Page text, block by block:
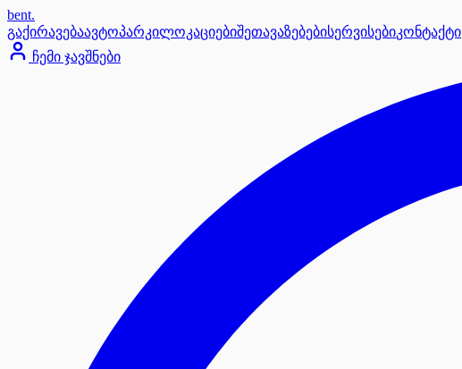
bent.
გაქირავებაავტოპარკილოკაციებიშეთავაზებებისერვისებიკონტაქტი
ჩემი ჯავშნები